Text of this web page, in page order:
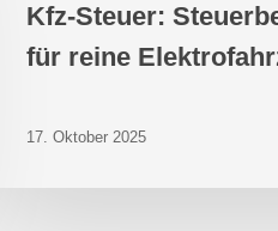
reine
Kfz-Steuer:
für reine
17. Oktober 2025